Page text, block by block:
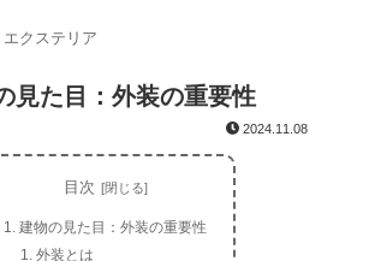
エクステリア
見た目：外装の重要性
2024.11.08
目次
建物の見た目：外装の重要性
外装とは